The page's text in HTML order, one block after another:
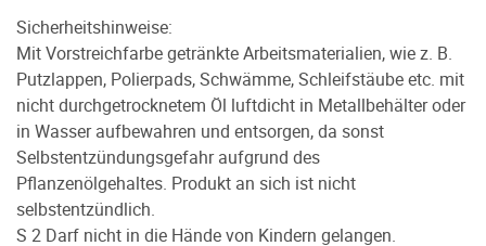
Sicherheitshinweise:
Mit Vorstreichfarbe getränkte Arbeitsmaterialien, wie z. B.
Putzlappen, Polierpads, Schwämme, Schleifstäube etc. mit
nicht durchgetrocknetem Öl luftdicht in Metallbehälter oder
in Wasser aufbewahren und entsorgen, da sonst
Selbstentzündungsgefahr aufgrund des
Pflanzenölgehaltes. Produkt an sich ist nicht
selbstentzündlich.
S 2 Darf nicht in die Hände von Kindern gelangen.